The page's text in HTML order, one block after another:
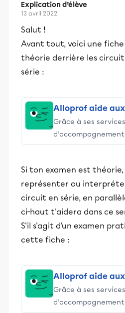
Explication d’élève
13 avril 2022
Salut !
Avant tout, voici une
théorie derrière les
série :
Alloprof aide
Grâce à ses services
stimulants, Alloprof
éducative.
Si ton examen est
représenter ou
circuit en série, en
ci-haut t'aidera dans ce
S'il s'agit d'un examen
cette fiche :
Alloprof aide
Grâce à ses services